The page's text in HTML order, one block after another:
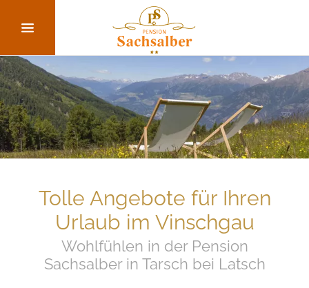
Tolle Angebote für Ihren
Urlaub im Vinschgau
Wohlfühlen in der Pension
Sachsalber in Tarsch bei Latsch